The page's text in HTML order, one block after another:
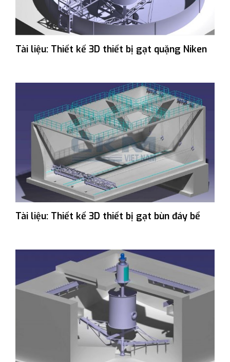
Tài liệu: Thiết kế 3D thiết bị gạt quặng Niken
Tài liệu: Thiết kế 3D thiết bị gạt bùn đáy bể